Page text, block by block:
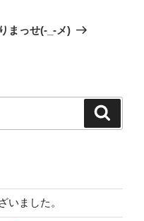
まっせ(-_-メ)
いました。